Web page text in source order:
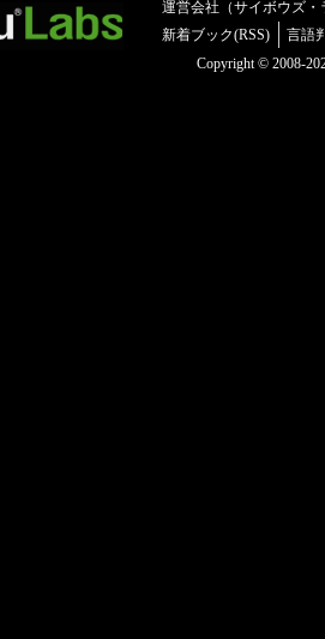
運営会社（サイボウズ・
新着ブック(RSS)
言語
Copyright © 2008-